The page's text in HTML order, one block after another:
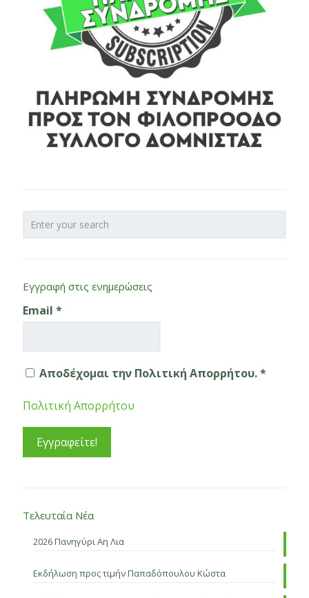
Εγγραφή στις ενημερώσεις
Email *
Αποδέχομαι την Πολιτική Απορρήτου. *
Πολιτική Απορρήτου
Τελευταία Νέα
2026 Πανηγύρι Αη Λια
Εκδήλωση προς τιμήν Παπαδόπουλου Κώστα